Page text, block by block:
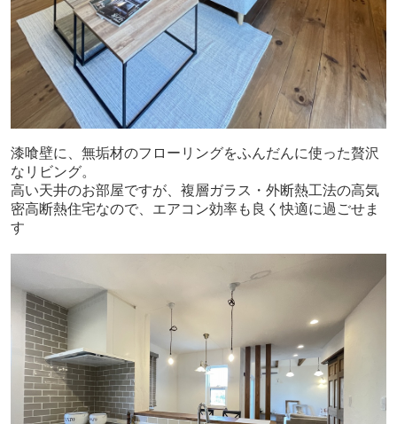
漆喰壁に、無垢材のフローリングをふんだんに使った贅沢
なリビング。
高い天井のお部屋ですが、複層ガラス・外断熱工法の高気
密高断熱住宅なので、エアコン効率も良く快適に過ごせま
す